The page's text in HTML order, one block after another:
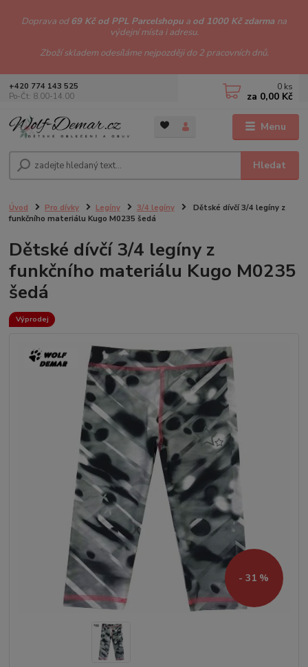
Doprava od69 Kč od PPL Parcelshopu a od 1000 Kč zdarma na
výdejní místa i adresu.
Zboží skladem odesíláme nejpozději do 2 pracovních dnů.
Menu
Hledat
+420 774 143 525
Po-Čt: 8.00-14.00
0 ks
za 0,00 Kč
Úvod Pro dívky Legíny 3/4 legíny
Dětské dívčí 3/4 legíny z
funkčního materiálu Kugo M0235 šedá
Dětské dívčí 3/4 legíny z
funkčního materiálu Kugo M0235
šedá
Výprodej
- 31 %